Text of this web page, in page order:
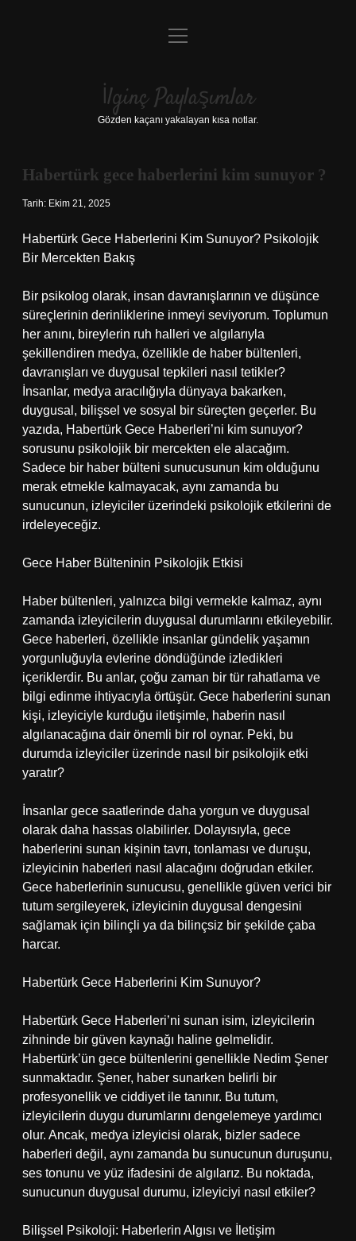
Anasayfa
Yasal Uyarı
menüyü
İlginç Paylaşımlar
Gözden kaçanı yakalayan kısa notlar.
Habertürk gece haberlerini kim sunuyor ?
Tarih: Ekim 21, 2025
Habertürk Gece Haberlerini Kim Sunuyor? Psikolojik
Bir Mercekten Bakış
Bir psikolog olarak, insan davranışlarının ve düşünce
süreçlerinin derinliklerine inmeyi seviyorum. Toplumun
her anını, bireylerin ruh halleri ve algılarıyla
şekillendiren medya, özellikle de haber bültenleri,
davranışları ve duygusal tepkileri nasıl tetikler?
İnsanlar, medya aracılığıyla dünyaya bakarken,
duygusal, bilişsel ve sosyal bir süreçten geçerler. Bu
yazıda, Habertürk Gece Haberleri’ni kim sunuyor?
sorusunu psikolojik bir mercekten ele alacağım.
Sadece bir haber bülteni sunucusunun kim olduğunu
merak etmekle kalmayacak, aynı zamanda bu
sunucunun, izleyiciler üzerindeki psikolojik etkilerini de
irdeleyeceğiz.
Gece Haber Bülteninin Psikolojik Etkisi
Haber bültenleri, yalnızca bilgi vermekle kalmaz, aynı
zamanda izleyicilerin duygusal durumlarını etkileyebilir.
Gece haberleri, özellikle insanlar gündelik yaşamın
yorgunluğuyla evlerine döndüğünde izledikleri
içeriklerdir. Bu anlar, çoğu zaman bir tür rahatlama ve
bilgi edinme ihtiyacıyla örtüşür. Gece haberlerini sunan
kişi, izleyiciyle kurduğu iletişimle, haberin nasıl
algılanacağına dair önemli bir rol oynar. Peki, bu
durumda izleyiciler üzerinde nasıl bir psikolojik etki
yaratır?
İnsanlar gece saatlerinde daha yorgun ve duygusal
olarak daha hassas olabilirler. Dolayısıyla, gece
haberlerini sunan kişinin tavrı, tonlaması ve duruşu,
izleyicinin haberleri nasıl alacağını doğrudan etkiler.
Gece haberlerinin sunucusu, genellikle güven verici bir
tutum sergileyerek, izleyicinin duygusal dengesini
sağlamak için bilinçli ya da bilinçsiz bir şekilde çaba
harcar.
Habertürk Gece Haberlerini Kim Sunuyor?
Habertürk Gece Haberleri’ni sunan isim, izleyicilerin
zihninde bir güven kaynağı haline gelmelidir.
Habertürk’ün gece bültenlerini genellikle Nedim Şener
sunmaktadır. Şener, haber sunarken belirli bir
profesyonellik ve ciddiyet ile tanınır. Bu tutum,
izleyicilerin duygu durumlarını dengelemeye yardımcı
olur. Ancak, medya izleyicisi olarak, bizler sadece
haberleri değil, aynı zamanda bu sunucunun duruşunu,
ses tonunu ve yüz ifadesini de algılarız. Bu noktada,
sunucunun duygusal durumu, izleyiciyi nasıl etkiler?
Bilişsel Psikoloji: Haberlerin Algısı ve İletişim